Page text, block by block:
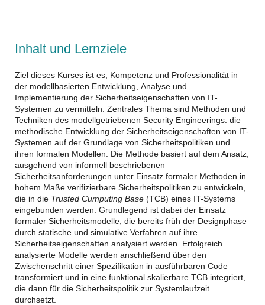
Inhalt und Lernziele
Ziel dieses Kurses ist es, Kompetenz und Professionalität in
der modellbasierten Entwicklung, Analyse und
Implementierung der Sicherheitseigenschaften von IT-
Systemen zu vermitteln. Zentrales Thema sind Methoden und
Techniken des modellgetriebenen Security Engineerings: die
methodische Entwicklung der Sicherheitseigenschaften von IT-
Systemen auf der Grundlage von Sicherheitspolitiken und
ihren formalen Modellen. Die Methode basiert auf dem Ansatz,
ausgehend von informell beschriebenen
Sicherheitsanforderungen unter Einsatz formaler Methoden in
hohem Maße verifizierbare Sicherheitspolitiken zu entwickeln,
die in die Trusted Cumputing Base (TCB) eines IT-Systems
eingebunden werden. Grundlegend ist dabei der Einsatz
formaler Sicherheitsmodelle, die bereits früh der Designphase
durch statische und simulative Verfahren auf ihre
Sicherheitseigenschaften analysiert werden. Erfolgreich
analysierte Modelle werden anschließend über den
Zwischenschritt einer Spezifikation in ausführbaren Code
transformiert und in eine funktional skalierbare TCB integriert,
die dann für die Sicherheitspolitik zur Systemlaufzeit
durchsetzt.